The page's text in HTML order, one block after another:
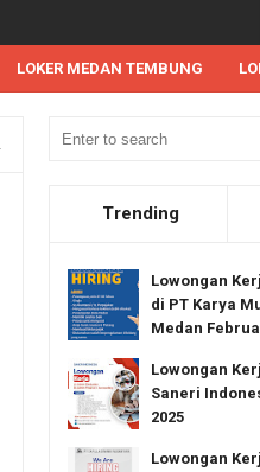
LOKER MEDAN TEMBUNG
Lowongan Kerja D3/S1
Trending
Lowongan
di PT Karya
Medan
Lowongan
Saneri
2025
Lowongan